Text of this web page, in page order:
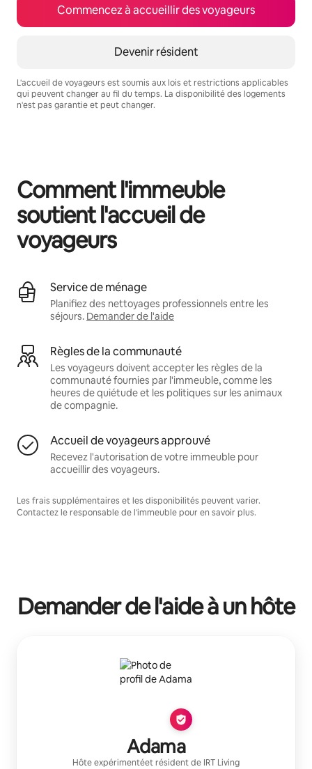
Commencez à accueillir des voyageurs
Devenir résident
L'accueil de voyageurs est soumis aux lois et restrictions applicables
qui peuvent changer au fil du temps. La disponibilité des logements
n'est pas garantie et peut changer.
Comment l'immeuble
soutient l'accueil de
voyageurs
Service de ménage
Planifiez des nettoyages professionnels entre les
séjours. Demander de l'aide
Règles de la communauté
Les voyageurs doivent accepter les règles de la
communauté fournies par l'immeuble, comme les
heures de quiétude et les politiques sur les animaux
de compagnie.
Accueil de voyageurs approuvé
Recevez l'autorisation de votre immeuble pour
accueillir des voyageurs.
Les frais supplémentaires et les disponibilités peuvent varier.
Contactez le responsable de l'immeuble pour en savoir plus.
Demander de l'aide à un hôte
Adama
Hôte expérimentéet résident de IRT Living